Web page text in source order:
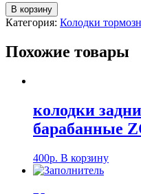
Количество
товара
Колодки
задние
тормозные
Yamaha
блистер
В корзину
Категория: Колодки
Похожие товары
колодки
барабанные
400р. В корзину